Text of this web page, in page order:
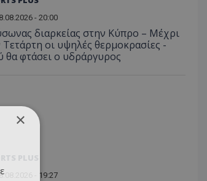
- 20:00
διαρκείας στην Κύπρο – Μέχρι
Τετάρτη οι υψηλές θερμοκρασίες -
θα φτάσει ο υδράργυρος
- 19:27
×